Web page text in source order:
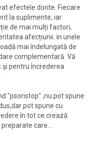
efectele dorite. Fiecare
la suplimente, iar
de mai mulți factori,
afecțiunii. in unele
mai îndelungată de
complementară. Vă
pentru încrederea
"psoristop" ,nu pot spune
pot spune cu
în tot ce crează
care...